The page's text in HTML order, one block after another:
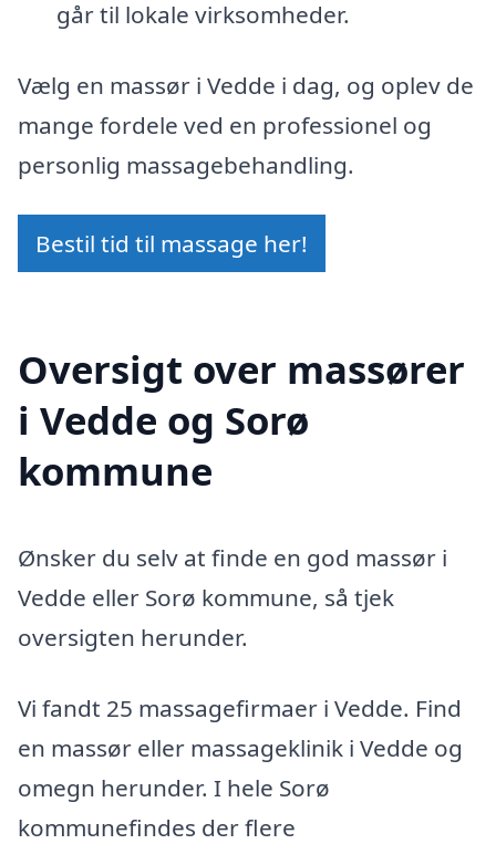
går til lokale virksomheder.
Vælg en massør i Vedde i dag, og oplev de
mange fordele ved en professionel og
personlig massagebehandling.
Bestil tid til massage her!
Oversigt over massører
i Vedde og Sorø
kommune
Ønsker du selv at finde en god massør i
Vedde eller Sorø kommune, så tjek
oversigten herunder.
Vi fandt 25 massagefirmaer i Vedde. Find
en massør eller massageklinik i Vedde og
omegn herunder. I hele Sorø
kommunefindes der flere